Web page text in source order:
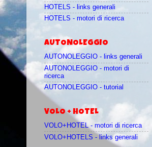
HOTELS - links generali
HOTELS - motori di ricerca
AUTONOLEGGIO
AUTONOLEGGIO - links generali
AUTONOLEGGIO - motori di
ricerca
AUTONOLEGGIO - tutorial
VOLO + HOTEL
VOLO+HOTEL - motori di ricerca
VOLO+HOTELS - links generali